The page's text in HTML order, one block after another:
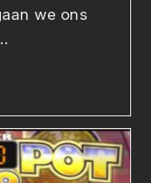
we ons